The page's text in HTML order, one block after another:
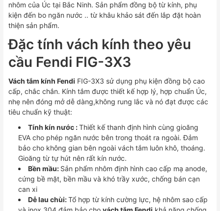
nhôm của Úc tại Bắc Ninh. Sản phẩm đồng bộ từ kính, phụ
kiện đến bo ngăn nước .. từ khâu khảo sát đến lắp đặt hoàn
thiện sản phẩm.
Đặc tính vách kính theo yêu
cầu Fendi FIG-3X3
Vách tắm kính Fendi FIG-3X3 sử dụng phụ kiện đồng bộ cao
cấp, chắc chắn. Kính tắm được thiết kế hợp lý, hợp chuẩn Úc,
nhẹ nên đóng mở dễ dàng,không rung lắc và nó đạt được các
tiêu chuẩn kỹ thuật:
Tính kín nước :Thiết kế thanh định hình cùng gioăng
EVA cho phép ngăn nước bên trong thoát ra ngoài. Đảm
bảo cho không gian bên ngoài vách tắm luôn khô, thoáng.
Gioăng từ tự hút nên rất kín nước.
Bền mầu: Sản phẩm nhôm định hình cao cấp mạ anode,
cứng bề mặt, bền mầu và khó trầy xước, chống bán cạn
can xi
Dễ lau chùi:Tổ hợp từ kính cường lực, hệ nhôm sao cấp